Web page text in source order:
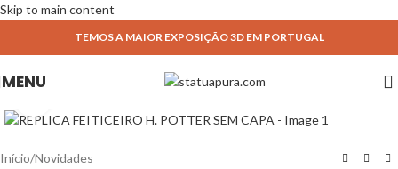
Skip to main content
TEMOS A MAIOR EXPOSIÇÃO 3D EM PORTUGAL
MENU
Início/Novidades